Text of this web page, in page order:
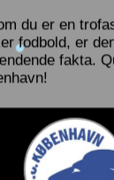
du er en
fodbold, er
fakta.